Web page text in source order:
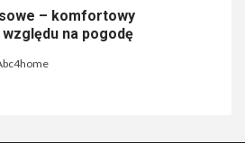
– komfortowy
na pogodę